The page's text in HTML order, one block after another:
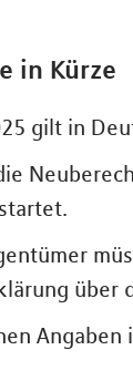
in Kürze
gilt in
über
Angaben